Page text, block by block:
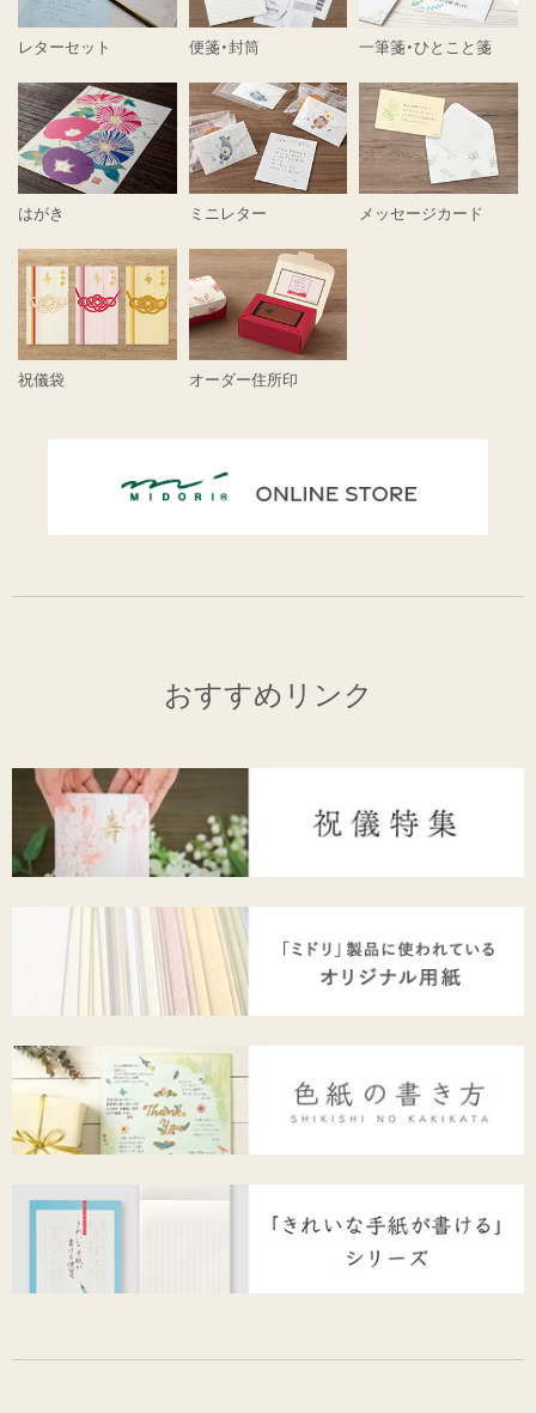
レターセット 便箋・封筒 一筆箋・ひとこと箋
はがき ミニレター メッセージカード
祝儀袋 オーダー住所印
おすすめリンク